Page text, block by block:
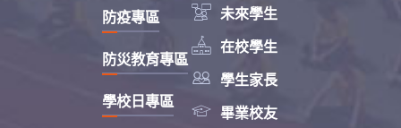
 未來學生
 在校學生
 學生家長
 畢業校友
防疫專區
防災教育專區
學校日專區